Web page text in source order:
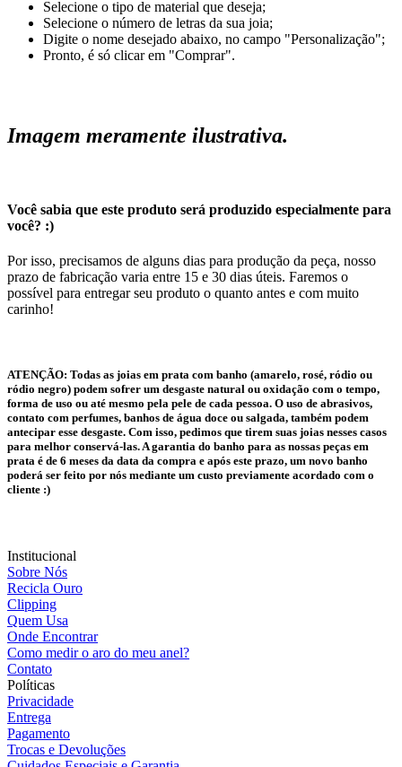
Selecione o tipo de material que deseja;
Selecione o número de letras da sua joia;
Digite o nome desejado abaixo, no campo "Personalização";
Pronto, é só clicar em "Comprar".
Imagem meramente ilustrativa.
Você sabia que este produto será produzido especialmente para
você? :)
Por isso, precisamos de alguns dias para produção da peça, nosso
prazo de fabricação varia entre 15 e 30 dias úteis. Faremos o
possível para entregar seu produto o quanto antes e com muito
carinho!
ATENÇÃO: Todas as joias em prata com banho (amarelo, rosé, ródio ou
ródio negro) podem sofrer um desgaste natural ou oxidação com o tempo,
forma de uso ou até mesmo pela pele de cada pessoa. O uso de abrasivos,
contato com perfumes, banhos de água doce ou salgada, também podem
antecipar esse desgaste. Com isso, pedimos que tirem suas joias nesses casos
para melhor conservá-las. A garantia do banho para as nossas peças em
prata é de 6 meses da data da compra e após este prazo, um novo banho
poderá ser feito por nós mediante um custo previamente acordado com o
cliente :)
Institucional
Sobre Nós
Recicla Ouro
Clipping
Quem Usa
Onde Encontrar
Como medir o aro do meu anel?
Contato
Políticas
Privacidade
Entrega
Pagamento
Trocas e Devoluções